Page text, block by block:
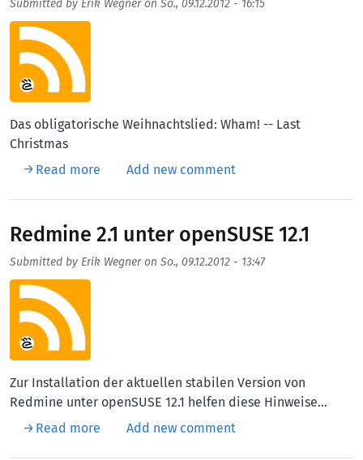
Submitted by Erik Wegneron So., 09.12.2012 - 16:15
Aufmacherbild
Das obligatorische Weihnachtslied: Wham! -- Last
Christmas
Read more about Weihnachtszeit 2012
Add new comment
Redmine 2.1 unter openSUSE 12.1
Submitted by Erik Wegneron So., 09.12.2012 - 13:47
Aufmacherbild
Zur Installation der aktuellen stabilen Version von
Redmine unter openSUSE 12.1 helfen diese Hinweise…
Read more about Redmine 2.1 unter openSUSE 12.1
Add new comment